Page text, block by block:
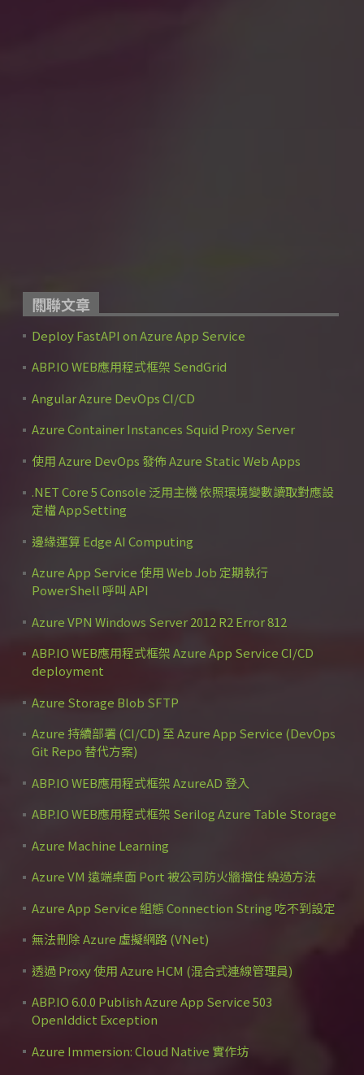
關聯文章
Deploy FastAPI on Azure App Service
ABP.IO WEB應用程式框架 SendGrid
Angular Azure DevOps CI/CD
Azure Container Instances Squid Proxy Server
使用 Azure DevOps 發佈 Azure Static Web Apps
.NET Core 5 Console 泛用主機 依照環境變數讀取對應設
定檔 AppSetting
邊緣運算 Edge AI Computing
Azure App Service 使用 Web Job 定期執行
PowerShell 呼叫 API
Azure VPN Windows Server 2012 R2 Error 812
ABP.IO WEB應用程式框架 Azure App Service CI/CD
deployment
Azure Storage Blob SFTP
Azure 持續部署 (CI/CD) 至 Azure App Service (DevOps
Git Repo 替代方案)
ABP.IO WEB應用程式框架 AzureAD 登入
ABP.IO WEB應用程式框架 Serilog Azure Table Storage
Azure Machine Learning
Azure VM 遠端桌面 Port 被公司防火牆擋住 繞過方法
Azure App Service 組態 Connection String 吃不到設定
無法刪除 Azure 虛擬網路 (VNet)
透過 Proxy 使用 Azure HCM (混合式連線管理員)
ABP.IO 6.0.0 Publish Azure App Service 503
OpenIddict Exception
Azure Immersion: Cloud Native 實作坊